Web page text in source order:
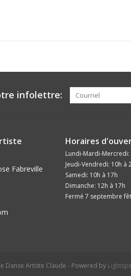
infolettre:
Fabreville
Horaires
Lundi-Mardi-Mercredi:
Jeudi-Vendredi: 10h à
Samedi: 10h à 17h
Dimanche: 12h à 17h
Fermé 7 septembre
Danse Artiste Claude - Powered by